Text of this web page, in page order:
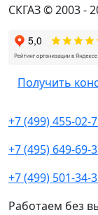
СКГАЗ © 2003 -
Получить
+7 (499) 455-02-
+7 (495) 649-69-
+7 (499) 501-34-
Работаем без